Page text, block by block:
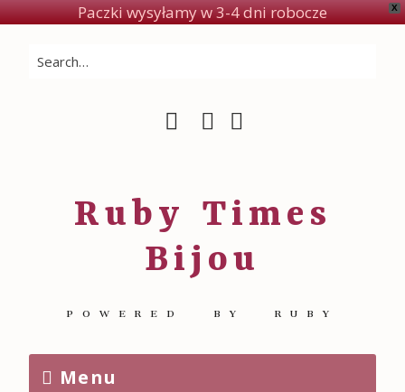
X
Paczki wysyłamy w 3-4 dni robocze
Ruby Times
Bijou
POWERED BY RUBY
Menu